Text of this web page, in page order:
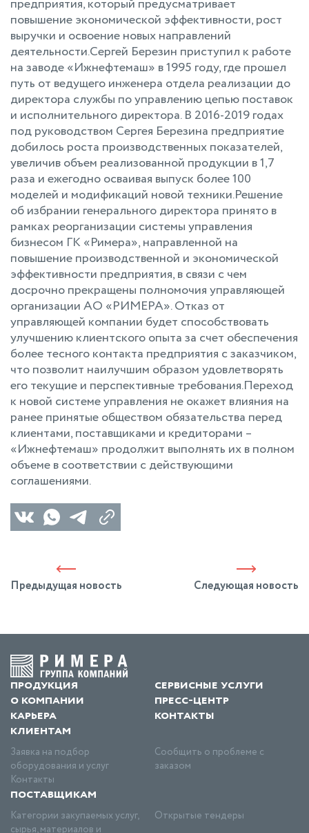
предприятия, который предусматривает
повышение экономической эффективности, рост
выручки и освоение новых направлений
деятельности.Сергей Березин приступил к работе
на заводе «Ижнефтемаш» в 1995 году, где прошел
путь от ведущего инженера отдела реализации до
директора службы по управлению цепью поставок
и исполнительного директора. В 2016-2019 годах
под руководством Сергея Березина предприятие
добилось роста производственных показателей,
увеличив объем реализованной продукции в 1,7
раза и ежегодно осваивая выпуск более 100
моделей и модификаций новой техники.Решение
об избрании генерального директора принято в
рамках реорганизации системы управления
бизнесом ГК «Римера», направленной на
повышение производственной и экономической
эффективности предприятия, в связи с чем
досрочно прекращены полномочия управляющей
организации АО «РИМЕРА». Отказ от
управляющей компании будет способствовать
улучшению клиентского опыта за счет обеспечения
более тесного контакта предприятия с заказчиком,
что позволит наилучшим образом удовлетворять
его текущие и перспективные требования.Переход
к новой системе управления не окажет влияния на
ранее принятые обществом обязательства перед
клиентами, поставщиками и кредиторами –
«Ижнефтемаш» продолжит выполнять их в полном
объеме в соответствии с действующими
соглашениями.
Предыдущая новость Следующая новость
продукция
сервисные услуги
о компании
пресс-центр
карьера
контакты
клиентам
Заявка на подбор
оборудования и услуг
Сообщить о проблеме с
заказом
Контакты
поставщикам
Категории закупаемых услуг,
сырья, материалов и
Открытые тендеры